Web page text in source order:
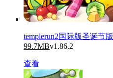
templerun2国际版圣诞节版
99.7MBv1.86.2
查看